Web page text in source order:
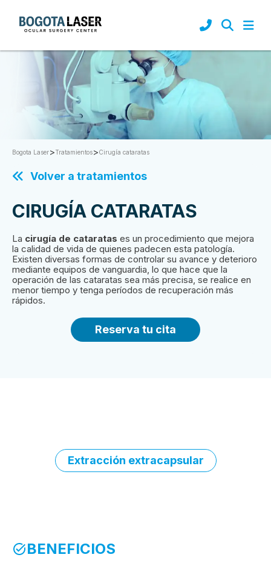
Bogota Laser>Tratamientos>Cirugía cataratas
Volver a tratamientos
CIRUGÍA CATARATAS
La cirugía de cataratas es un procedimiento que mejora
la calidad de vida de quienes padecen esta patología.
Existen diversas formas de controlar su avance y deterioro
mediante equipos de vanguardia, lo que hace que la
operación de las cataratas sea más precisa, se realice en
menor tiempo y tenga períodos de recuperación más
rápidos.
Reserva tu cita
Extracción extracapsular
BENEFICIOS